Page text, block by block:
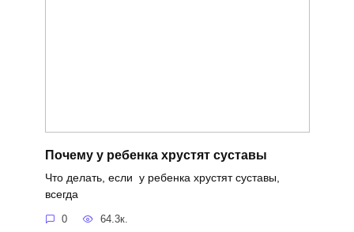
Почему у ребенка хрустят суставы
Что делать, если у ребенка хрустят суставы,
всегда
0 64.3к.